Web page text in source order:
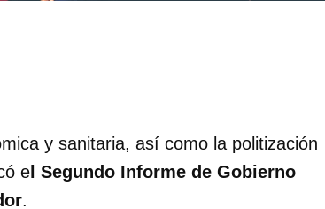
y sanitaria, así como la politización
e l Segundo Informe de Gobierno
.